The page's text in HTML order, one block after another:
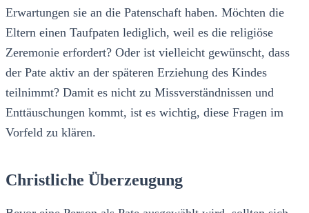
Erwartungen sie an die Patenschaft haben. Möchten die
Eltern einen Taufpaten lediglich, weil es die religiöse
Zeremonie erfordert? Oder ist vielleicht gewünscht, dass
der Pate aktiv an der späteren Erziehung des Kindes
teilnimmt? Damit es nicht zu Missverständnissen und
Enttäuschungen kommt, ist es wichtig, diese Fragen im
Vorfeld zu klären.
Christliche Überzeugung